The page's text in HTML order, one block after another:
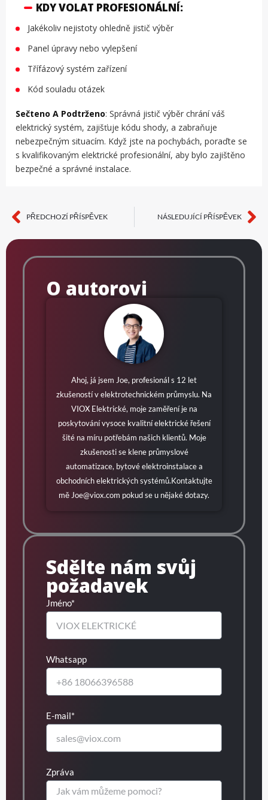
KDY VOLAT PROFESIONÁLNÍ:
Jakékoliv nejistoty ohledně jistič výběr
Panel úpravy nebo vylepšení
Třífázový systém zařízení
Kód souladu otázek
Sečteno A Podtrženo: Správná jistič výběr chrání váš
elektrický systém, zajišťuje kódu shody, a zabraňuje
nebezpečným situacím. Když jste na pochybách, poraďte se
s kvalifikovaným elektrické profesionální, aby bylo zajištěno
bezpečné a správné instalace.
Předchozí
PŘEDCHOZÍ PŘÍSPĚVEK NÁSLEDUJÍCÍ PŘÍSPĚVEK
O autorovi
Ahoj, já jsem Joe, profesionál s 12 let
zkušeností v elektrotechnickém průmyslu. Na
VIOX Elektrické, moje zaměření je na
poskytování vysoce kvalitní elektrické řešení
šité na míru potřebám našich klientů. Moje
zkušenosti se klene průmyslové
automatizace, bytové elektroinstalace a
obchodních elektrických systémů.Kontaktujte
mě Joe@viox.com pokud se u nějaké dotazy.
Sdělte nám svůj
požadavek
Jméno*
Whatsapp
E-mail*
Zpráva